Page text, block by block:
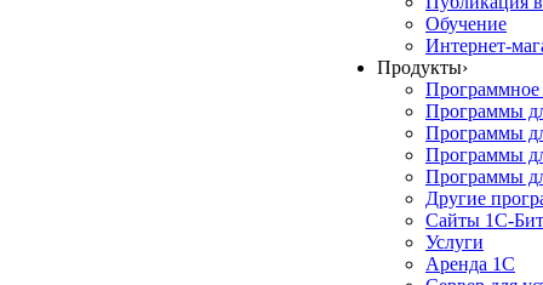
Обучение
Интернет-
Продукты›
Программное
Программы
Программы
Программы
Программы
Другие
Сайты 1С-
Услуги
Аренда 1С